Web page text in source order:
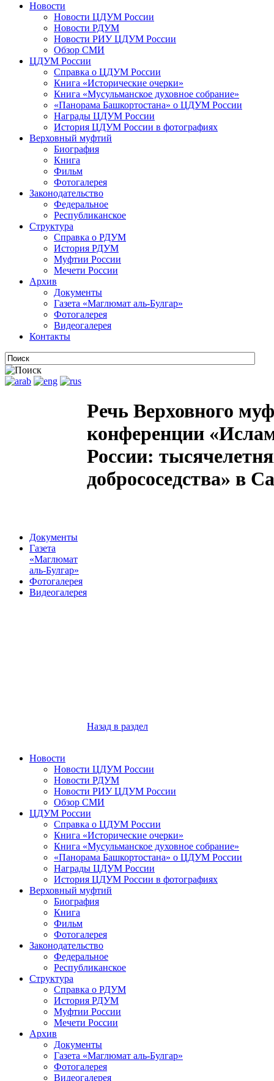
Новости
Новости ЦДУМ России
Новости РДУМ
Новости РИУ ЦДУМ России
Обзор СМИ
ЦДУМ России
Справка о ЦДУМ России
Книга «Исторические очерки»
Книга «Мусульманское духовное собрание»
«Панорама Башкортостана» о ЦДУМ России
Награды ЦДУМ России
История ЦДУМ России в фотографиях
Верховный муфтий
Биография
Книга
Фильм
Фотогалерея
Законодательство
Федеральное
Республиканское
Структура
Справка о РДУМ
История РДУМ
Муфтии России
Мечети России
Архив
Документы
Газета «Маглюмат аль-Булгар»
Фотогалерея
Видеогалерея
Контакты
Документы
Газета
«Маглюмат
аль-Булгар»
Фотогалерея
Видеогалерея
Речь Верховного
конференции
России:
добрососедства» в
Назад в раздел
Новости
Новости ЦДУМ России
Новости РДУМ
Новости РИУ ЦДУМ России
Обзор СМИ
ЦДУМ России
Справка о ЦДУМ России
Книга «Исторические очерки»
Книга «Мусульманское духовное собрание»
«Панорама Башкортостана» о ЦДУМ России
Награды ЦДУМ России
История ЦДУМ России в фотографиях
Верховный муфтий
Биография
Книга
Фильм
Фотогалерея
Законодательство
Федеральное
Республиканское
Структура
Справка о РДУМ
История РДУМ
Муфтии России
Мечети России
Архив
Документы
Газета «Маглюмат аль-Булгар»
Фотогалерея
Видеогалерея